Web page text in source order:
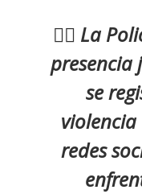
👮‍♀️ La
presencia
se
redes